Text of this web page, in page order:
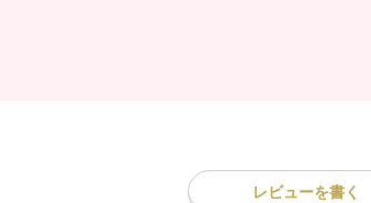
・・推し飯、召しあがれ！ 食べれば、ますます「尊
レビューを書く